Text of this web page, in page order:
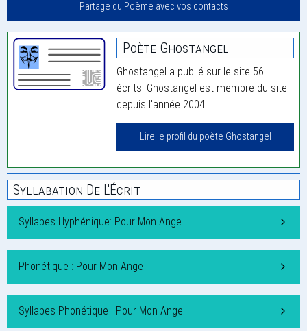
Partage du Poème avec vos contacts
Poète Ghostangel
Ghostangel a publié sur le site 56
écrits. Ghostangel est membre du site
depuis l'année 2004.
Lire le profil du poète Ghostangel
Syllabation De L'Écrit
Syllabes Hyphénique: Pour Mon Ange
Phonétique : Pour Mon Ange
Syllabes Phonétique : Pour Mon Ange